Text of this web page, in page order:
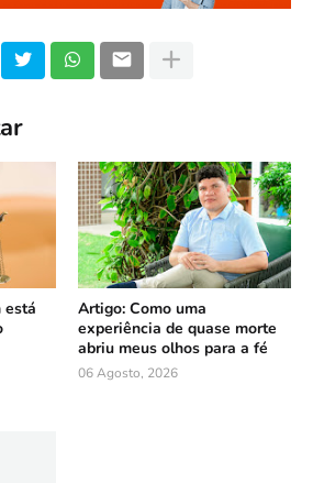
está
Artigo: Como uma
experiência de quase morte
abriu meus olhos para a fé
06 Agosto, 2026